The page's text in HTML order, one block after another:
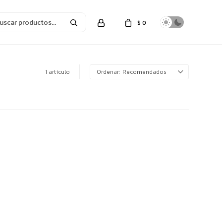
$ 0
1 artículo Recomendados